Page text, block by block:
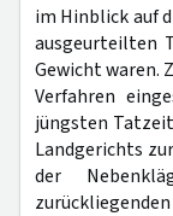
im Hinblick auf
ausgeurteilten
Gewicht waren.
Verfahren
jüngsten
Landgerichts
der